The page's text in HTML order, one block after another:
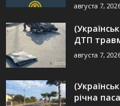
августа 7,
ДТП
августа 7,
річна